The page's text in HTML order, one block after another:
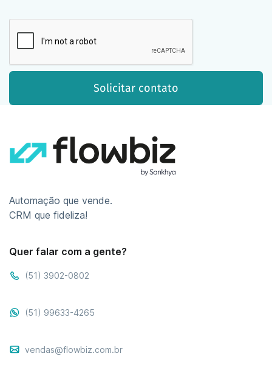
Automação que vende.
CRM que fideliza!
Quer falar com a gente?
(51) 3902-0802
(51) 99633-4265
vendas@flowbiz.com.br